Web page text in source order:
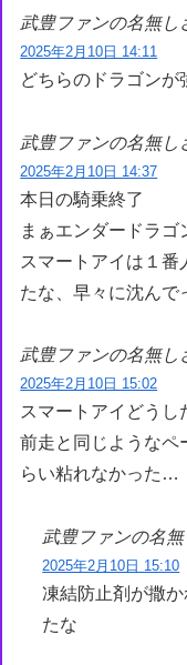
武豊ファンの名無し
2025年2月10日 14:11
どちらのドラゴンが
武豊ファンの名無し
2025年2月10日 14:37
本日の騎乗終了
まぁエンダードラゴ
スマートアイは１番
たな、早々に沈んで
武豊ファンの名無し
2025年2月10日 15:02
スマートアイどうし
前走と同じようなペ
らい粘れなかった…
武豊ファンの名
2025年2月10日 15:10
凍結防止剤が撒
たな